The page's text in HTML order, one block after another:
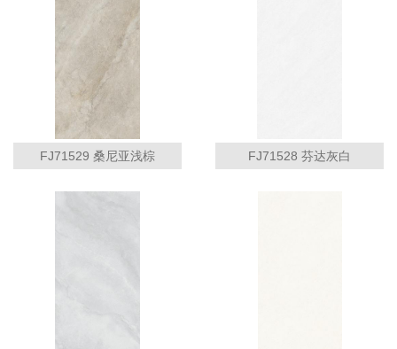
FJ71529 桑尼亚浅棕 FJ71528 芬达灰白